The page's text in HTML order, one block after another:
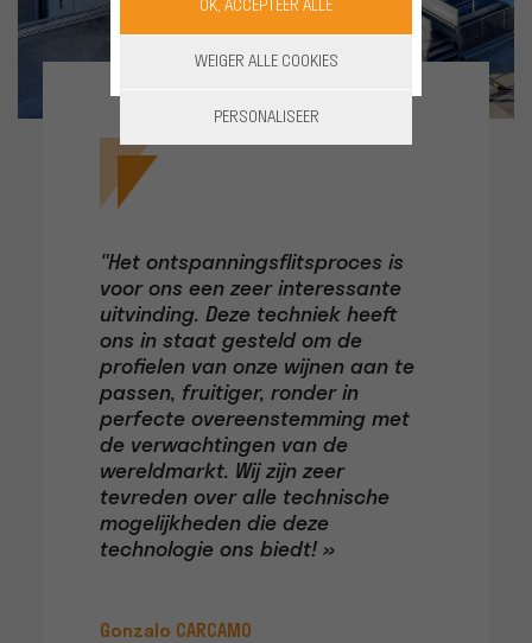
"Het ontspanningsflitsproces is
voor ons een zeer interessante
uitvinding. Deze techniek heeft
ons in staat gesteld om de
profielen van onze wijnen aan te
passen, fruitiger, ronder in
perfecte overeenstemming met
de verwachtingen van de
wereldmarkt. Wij zijn zeer
tevreden over alle technische
mogelijkheden die deze
technologie ons biedt! »
Gonzalo CARCAMO
OK, ACCEPTEER ALLE
WEIGER ALLE COOKIES
PERSONALISEER